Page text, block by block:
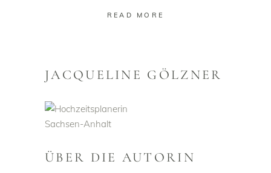
READ MORE
JACQUELINE GÖLZNER
ÜBER DIE AUTORIN